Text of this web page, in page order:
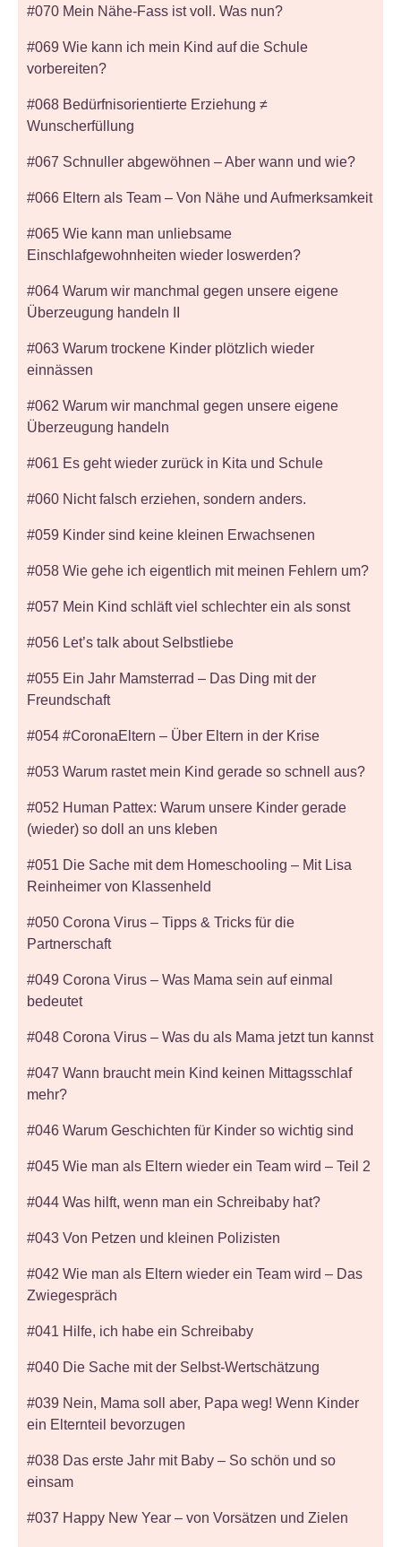
#070 Mein Nähe-Fass ist voll. Was nun?
#069 Wie kann ich mein Kind auf die Schule
vorbereiten?
#068 Bedürfnisorientierte Erziehung ≠
Wunscherfüllung
#067 Schnuller abgewöhnen – Aber wann und wie?
#066 Eltern als Team – Von Nähe und Aufmerksamkeit
#065 Wie kann man unliebsame
Einschlafgewohnheiten wieder loswerden?
#064 Warum wir manchmal gegen unsere eigene
Überzeugung handeln II
#063 Warum trockene Kinder plötzlich wieder
einnässen
#062 Warum wir manchmal gegen unsere eigene
Überzeugung handeln
#061 Es geht wieder zurück in Kita und Schule
#060 Nicht falsch erziehen, sondern anders.
#059 Kinder sind keine kleinen Erwachsenen
#058 Wie gehe ich eigentlich mit meinen Fehlern um?
#057 Mein Kind schläft viel schlechter ein als sonst
#056 Let’s talk about Selbstliebe
#055 Ein Jahr Mamsterrad – Das Ding mit der
Freundschaft
#054 #CoronaEltern – Über Eltern in der Krise
#053 Warum rastet mein Kind gerade so schnell aus?
#052 Human Pattex: Warum unsere Kinder gerade
(wieder) so doll an uns kleben
#051 Die Sache mit dem Homeschooling – Mit Lisa
Reinheimer von Klassenheld
#050 Corona Virus – Tipps & Tricks für die
Partnerschaft
#049 Corona Virus – Was Mama sein auf einmal
bedeutet
#048 Corona Virus – Was du als Mama jetzt tun kannst
#047 Wann braucht mein Kind keinen Mittagsschlaf
mehr?
#046 Warum Geschichten für Kinder so wichtig sind
#045 Wie man als Eltern wieder ein Team wird – Teil 2
#044 Was hilft, wenn man ein Schreibaby hat?
#043 Von Petzen und kleinen Polizisten
#042 Wie man als Eltern wieder ein Team wird – Das
Zwiegespräch
#041 Hilfe, ich habe ein Schreibaby
#040 Die Sache mit der Selbst-Wertschätzung
#039 Nein, Mama soll aber, Papa weg! Wenn Kinder
ein Elternteil bevorzugen
#038 Das erste Jahr mit Baby – So schön und so
einsam
#037 Happy New Year – von Vorsätzen und Zielen